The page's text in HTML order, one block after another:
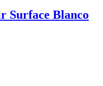
Surface Blanco